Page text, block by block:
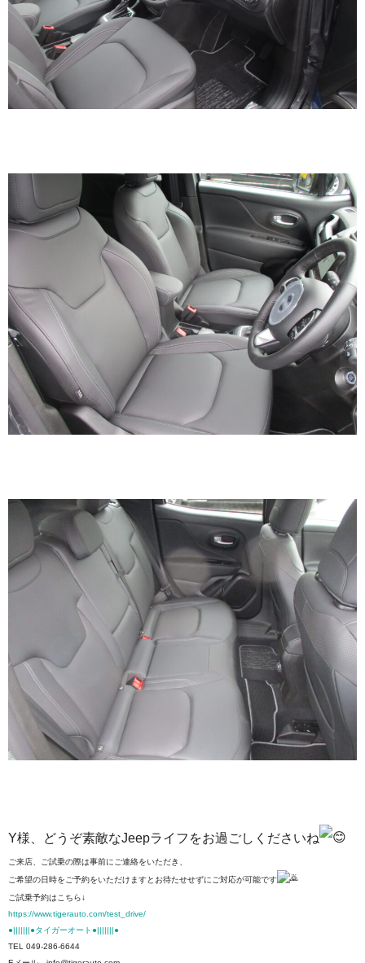
Y様、どうぞ素敵なJeepライフをお過ごしくださいね
ご来店、ご試乗の際は事前にご連絡をいただき、
ご希望の日時をご予約をいただけますとお待たせせずにご対応が可能です
ご試乗予約はこちら↓
https://www.tigerauto.com/test_drive/
●|||||||●タイガーオート●|||||||●
TEL 049-286-6644